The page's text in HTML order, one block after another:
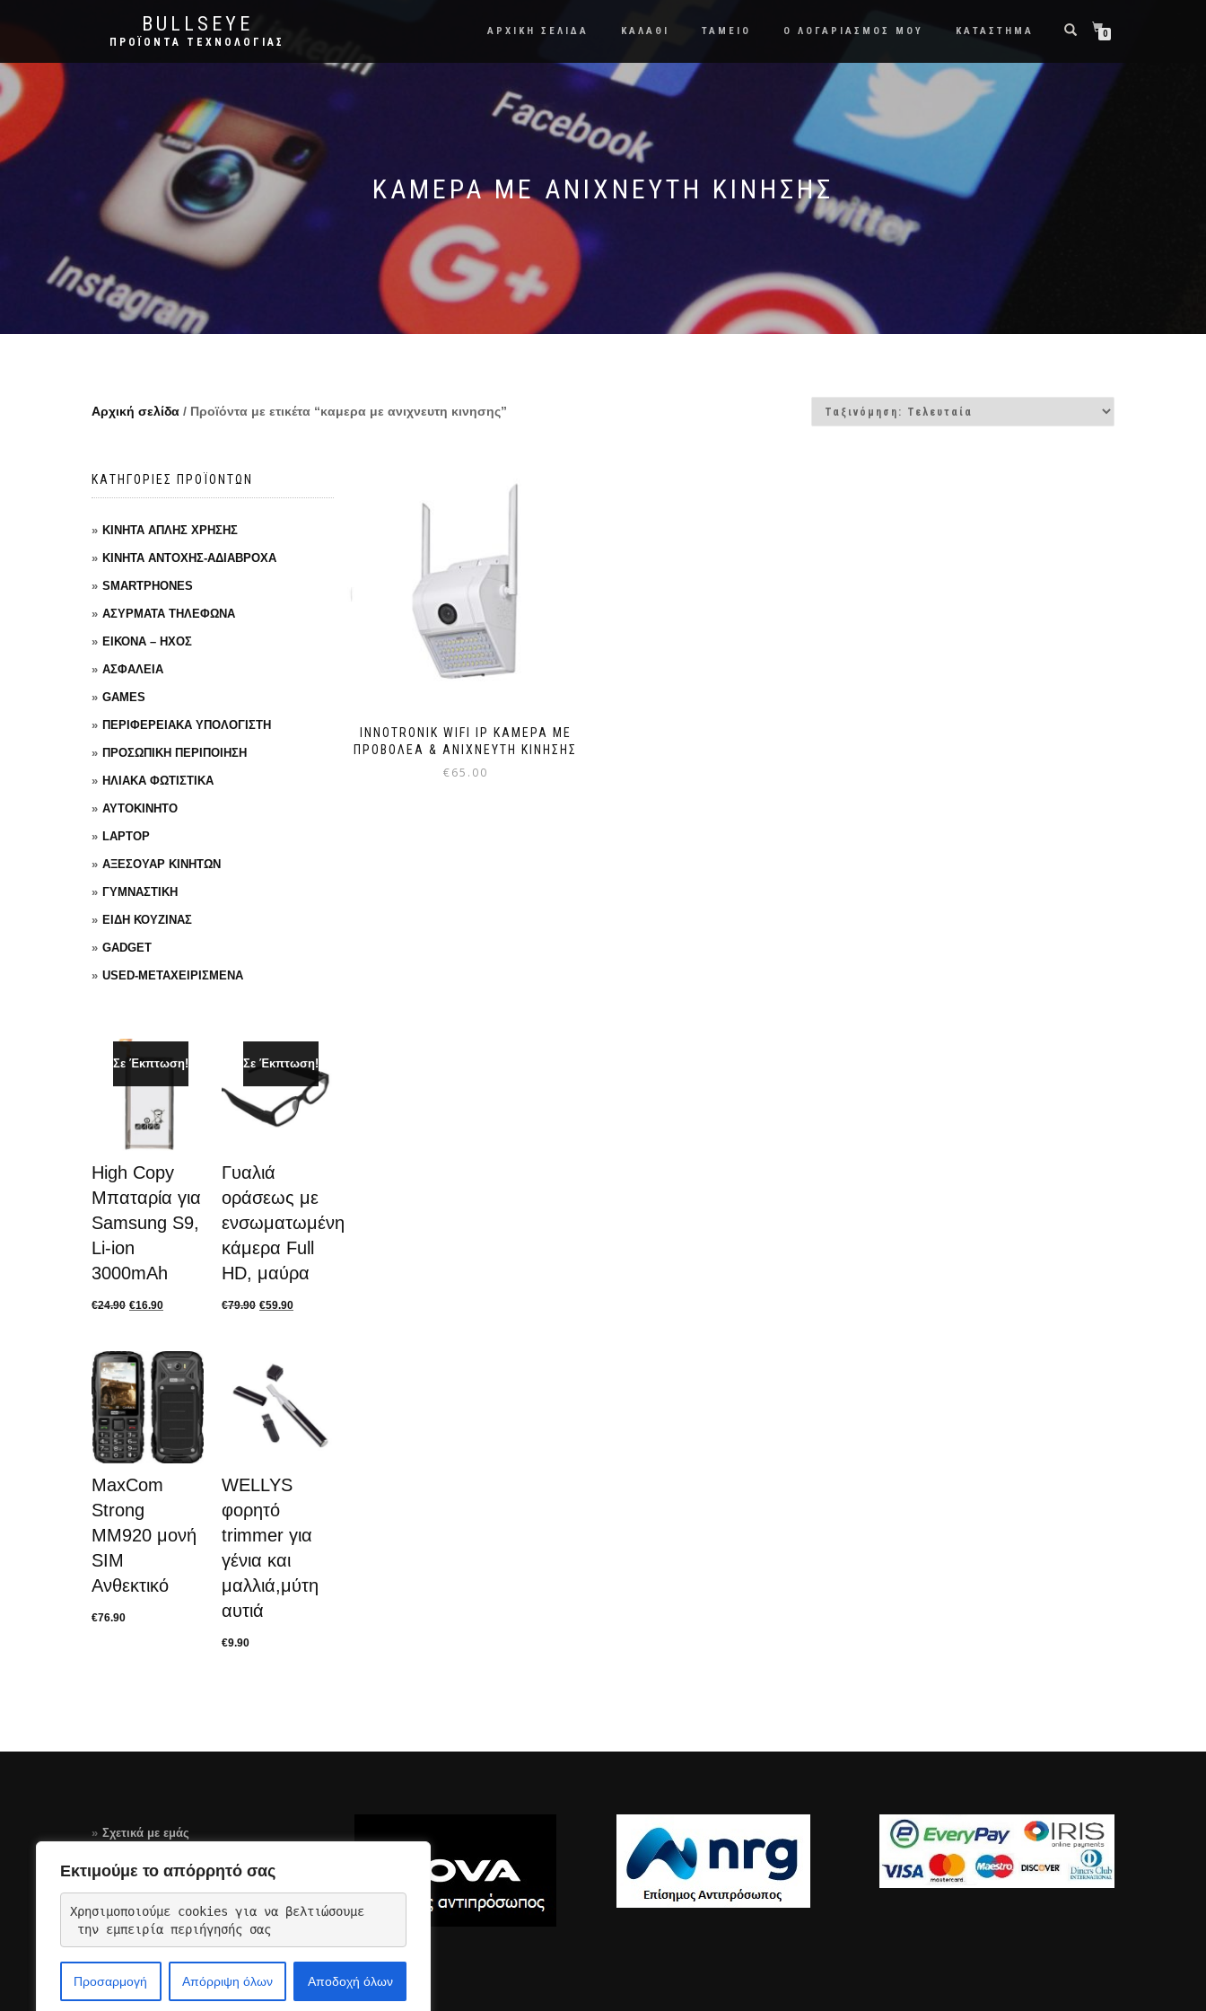
Εκτιμούμε το απόρρητό σας
Χρησιμοποιούμε cookies για να βελτιώσουμε
την εμπειρία περιήγησής σας
Προσαρμογή Απόρριψη όλων Αποδοχή όλων
BULLSEYE
ΠΡΟΪΌΝΤΑ ΤΕΧΝΟΛΟΓΊΑΣ
ΑΡΧΙΚΗ ΣΕΛΙΔΑ ΚΑΛΑΘΙ ΤΑΜΕΙΟ Ο ΛΟΓΑΡΙΑΣΜΟΣ ΜΟΥ ΚΑΤΑΣΤΗΜΑ 0
ΚΑΜΕΡΑ ΜΕ ΑΝΙΧΝΕΥΤΗ ΚΙΝΗΣΗΣ
Αρχική σελίδα / Προϊόντα με ετικέτα “καμερα με ανιχνευτη κινησης”
INNOTRONIK WIFI IP ΚΆΜΕΡΑ ΜΕ
ΠΡΟΒΟΛΈΑ & ΑΝΙΧΝΕΥΤΉ ΚΊΝΗΣΗΣ
€65.00
ΚΑΤΗΓΟΡΙΕΣ ΠΡΟΪΟΝΤΩΝ
ΚΙΝΗΤΑ ΑΠΛΗΣ ΧΡΗΣΗΣ
ΚΙΝΗΤΑ ΑΝΤΟΧΗΣ-ΑΔΙΑΒΡΟΧΑ
SMARTPHONES
ΑΣΥΡΜΑΤΑ ΤΗΛΕΦΩΝΑ
ΕΙΚΟΝΑ – ΗΧΟΣ
ΑΣΦΑΛΕΙΑ
GAMES
ΠΕΡΙΦΕΡΕΙΑΚΑ ΥΠΟΛΟΓΙΣΤΗ
ΠΡΟΣΩΠΙΚΗ ΠΕΡΙΠΟΙΗΣΗ
ΗΛΙΑΚΑ ΦΩΤΙΣΤΙΚΑ
ΑΥΤΟΚΙΝΗΤΟ
LAPTOP
ΑΞΕΣΟΥΑΡ ΚΙΝΗΤΩΝ
ΓΥΜΝΑΣΤΙΚΗ
ΕΙΔΗ ΚΟΥΖΙΝΑΣ
GADGET
USED-ΜΕΤΑΧΕΙΡΙΣΜΕΝΑ
Σε Έκπτωση!
High Copy
Μπαταρία για
Samsung S9,
Li-ion
3000mAh
€24.90 €16.90
MaxCom
Strong
MM920 μονή
SIM
Ανθεκτικό
€76.90
Σε Έκπτωση!
Γυαλιά
οράσεως με
ενσωματωμένη
κάμερα Full
HD, μαύρα
€79.90 €59.90
WELLYS
φορητό
trimmer για
γένια και
μαλλιά,μύτη
αυτιά
€9.90
Σχετικά με εμάς
Τρόποι Πληρωμής
Όροι Χρήσης Σελίδας-GDPR
Επικοινωνια